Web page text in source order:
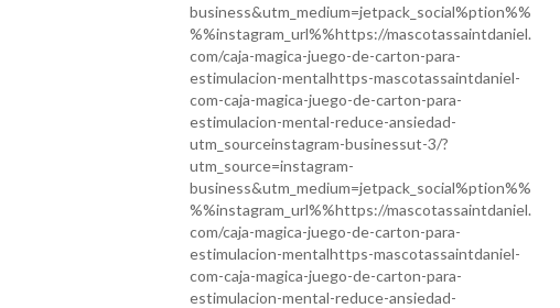
business&utm_medium=jetpack_social%ption%%
%%instagram_url%%https://mascotassaintdaniel.
com/caja-magica-juego-de-carton-para-
estimulacion-mentalhttps-mascotassaintdaniel-
com-caja-magica-juego-de-carton-para-
estimulacion-mental-reduce-ansiedad-
utm_sourceinstagram-businessut-3/?
utm_source=instagram-
business&utm_medium=jetpack_social%ption%%
%%instagram_url%%https://mascotassaintdaniel.
com/caja-magica-juego-de-carton-para-
estimulacion-mentalhttps-mascotassaintdaniel-
com-caja-magica-juego-de-carton-para-
estimulacion-mental-reduce-ansiedad-